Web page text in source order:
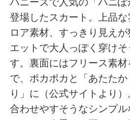
登場したスカート。上品
ロア素材、すっきり見え
エットで大人っぽく穿け
す。裏面にはフリース素材
で、ポカポカと「あたた
り」に（公式サイトより
合わせやすそうなシンプ